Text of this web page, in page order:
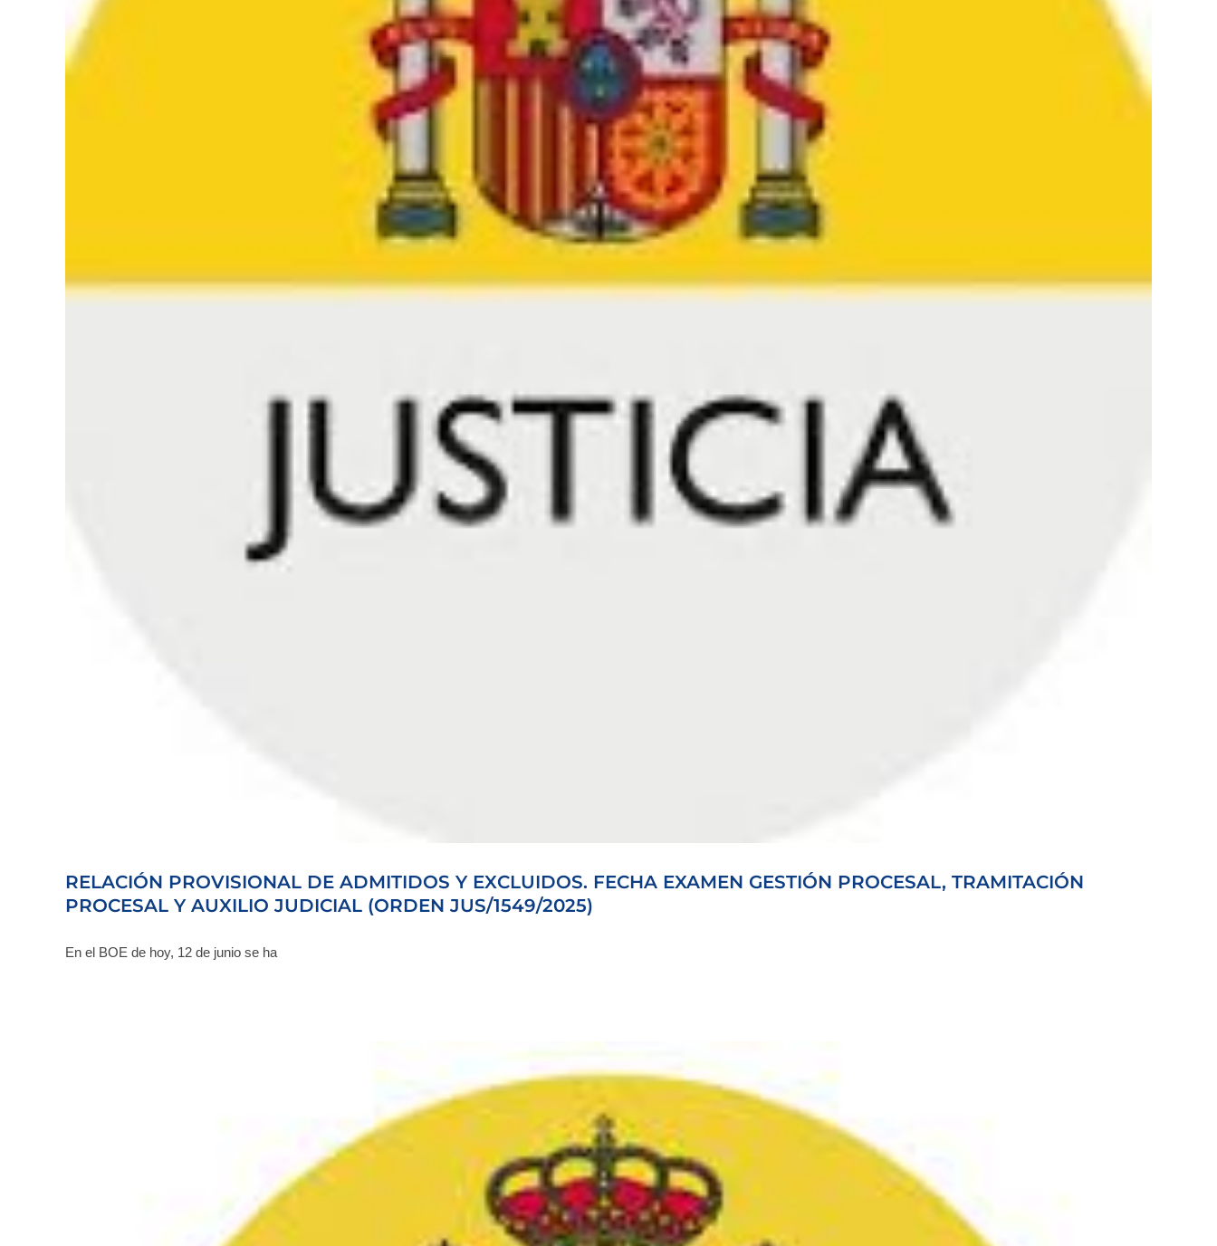
RELACIÓN PROVISIONAL DE ADMITIDOS Y EXCLUIDOS. FECHA EXAMEN GESTIÓN PROCESAL, TRAMITACIÓN
PROCESAL Y AUXILIO JUDICIAL (ORDEN JUS/1549/2025)
En el BOE de hoy, 12 de junio se ha